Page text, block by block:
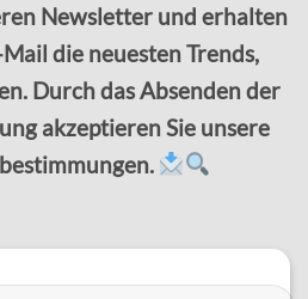
Newsletter und erhalten
die neuesten Trends,
Durch das Absenden der
akzeptieren Sie unsere